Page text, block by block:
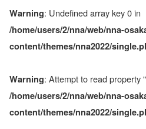
Warning: Undefined array key 0 in
/home/users/2/nna/web/nna-
content/themes/nna2022/
Warning: Attempt to read property
/home/users/2/nna/web/nna-
content/themes/nna2022/